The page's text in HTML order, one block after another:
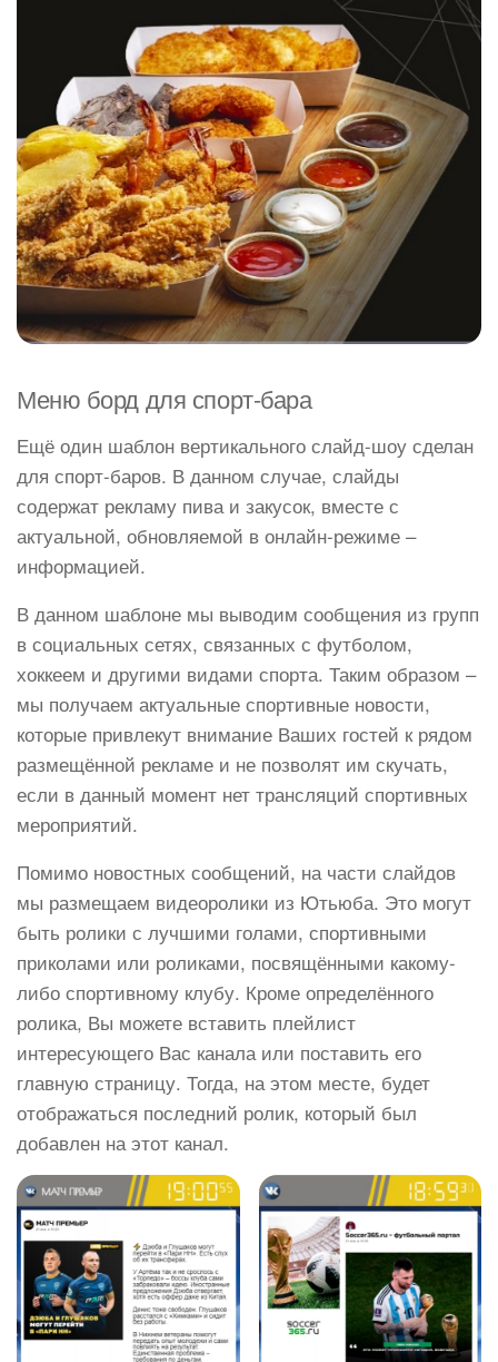
Меню борд для спорт-бара
Ещё один шаблон вертикального слайд-шоу сделан
для спорт-баров. В данном случае, слайды
содержат рекламу пива и закусок, вместе с
актуальной, обновляемой в онлайн-режиме –
информацией.
В данном шаблоне мы выводим сообщения из групп
в социальных сетях, связанных с футболом,
хоккеем и другими видами спорта. Таким образом –
мы получаем актуальные спортивные новости,
которые привлекут внимание Ваших гостей к рядом
размещённой рекламе и не позволят им скучать,
если в данный момент нет трансляций спортивных
мероприятий.
Помимо новостных сообщений, на части слайдов
мы размещаем видеоролики из Ютьюба. Это могут
быть ролики с лучшими голами, спортивными
приколами или роликами, посвящёнными какому-
либо спортивному клубу. Кроме определённого
ролика, Вы можете вставить плейлист
интересующего Вас канала или поставить его
главную страницу. Тогда, на этом месте, будет
отображаться последний ролик, который был
добавлен на этот канал.